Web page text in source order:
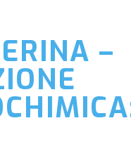
–